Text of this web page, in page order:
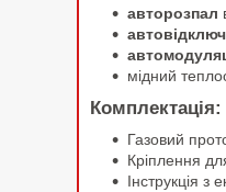
авторозпал
мідний
Комплектація:
Газовий
Кріплення
Інструкція з